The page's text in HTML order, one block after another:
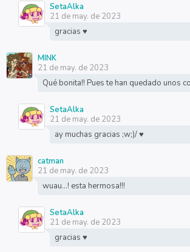
SetaAlka
21 de may. de 2023
gracias ♥
MINK
21 de may. de 2023
Qué bonita!! Pues te han quedado unos
SetaAlka
21 de may. de 2023
ay muchas gracias ;w;)/ ♥
catman
21 de may. de 2023
wuau...! esta hermosa!!!
SetaAlka
21 de may. de 2023
gracias ♥